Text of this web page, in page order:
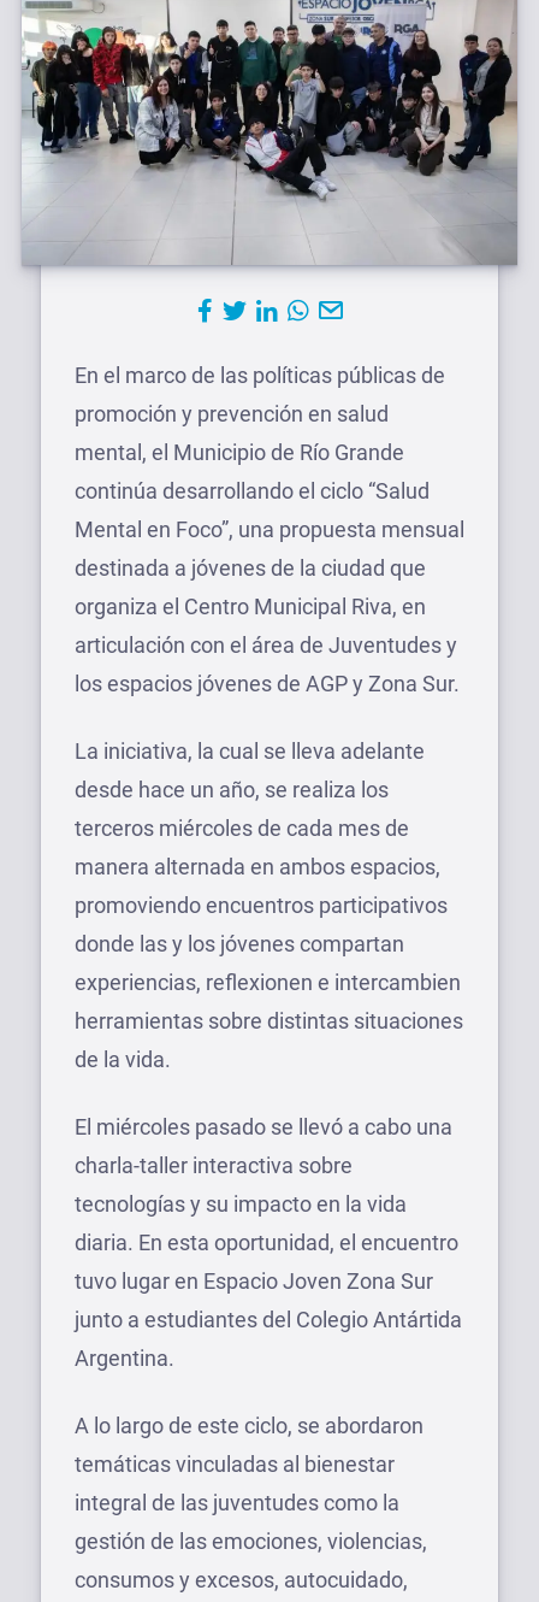
En el marco de las políticas públicas de
promoción y prevención en salud
mental, el Municipio de Río Grande
continúa desarrollando el ciclo “Salud
Mental en Foco”, una propuesta mensual
destinada a jóvenes de la ciudad que
organiza el Centro Municipal Riva, en
articulación con el área de Juventudes y
los espacios jóvenes de AGP y Zona Sur.
La iniciativa, la cual se lleva adelante
desde hace un año, se realiza los
terceros miércoles de cada mes de
manera alternada en ambos espacios,
promoviendo encuentros participativos
donde las y los jóvenes compartan
experiencias, reflexionen e intercambien
herramientas sobre distintas situaciones
de la vida.
El miércoles pasado se llevó a cabo una
charla-taller interactiva sobre
tecnologías y su impacto en la vida
diaria. En esta oportunidad, el encuentro
tuvo lugar en Espacio Joven Zona Sur
junto a estudiantes del Colegio Antártida
Argentina.
A lo largo de este ciclo, se abordaron
temáticas vinculadas al bienestar
integral de las juventudes como la
gestión de las emociones, violencias,
consumos y excesos, autocuidado,